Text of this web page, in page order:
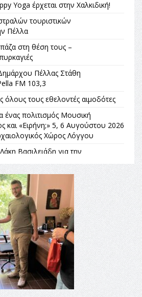
Yoga έρχεται στην Χαλκιδική!
τουριστικών
Πέλλα
στη θέση τους –
Πέλλας Στάθη
FM 103,3
όλους τους εθελοντές αιμοδότες
πολιτισμός Μουσική
και «Ειρήνη;» 5, 6 Αυγούστου 2026
Χώρος Λόγγου
Βασιλειάδη για την
«Σε τέτοιες κορυφαίες
υπάρχει μόνο η ευθύνη απέναντι
του ΠΑΟΚ στον δεύτερο γύρο του
στον Κατάλογο Παγκόσμιας
– Ομόφωνη η απόφαση Ο
ως φυσικό και πολιτιστικό
αξίας για την
ΔΡΑΣΕΙΣ ΓΙΑ ΠΑΙΔΙΑ